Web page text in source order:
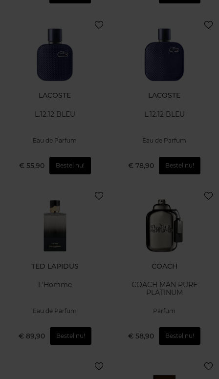
LACOSTE
L.12.12 BLEU
Eau de Parfum
€ 55,90 Bestel nu!
LACOSTE
L.12.12 BLEU
Eau de Parfum
€ 78,90 Bestel nu!
TED LAPIDUS
L'Homme
Eau de Parfum
€ 89,90 Bestel nu!
COACH
COACH MAN PURE
PLATINUM
Parfum
€ 58,90 Bestel nu!